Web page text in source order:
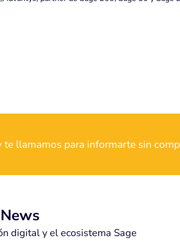
te llamamos para informarte sin
digital y el ecosistema Sage